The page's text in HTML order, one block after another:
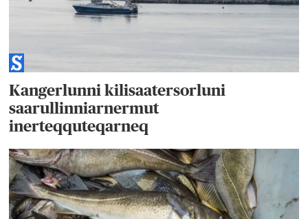
Kangerlunni kilisaatersorluni
saarullinniarnermut
inerteqquteqarneq